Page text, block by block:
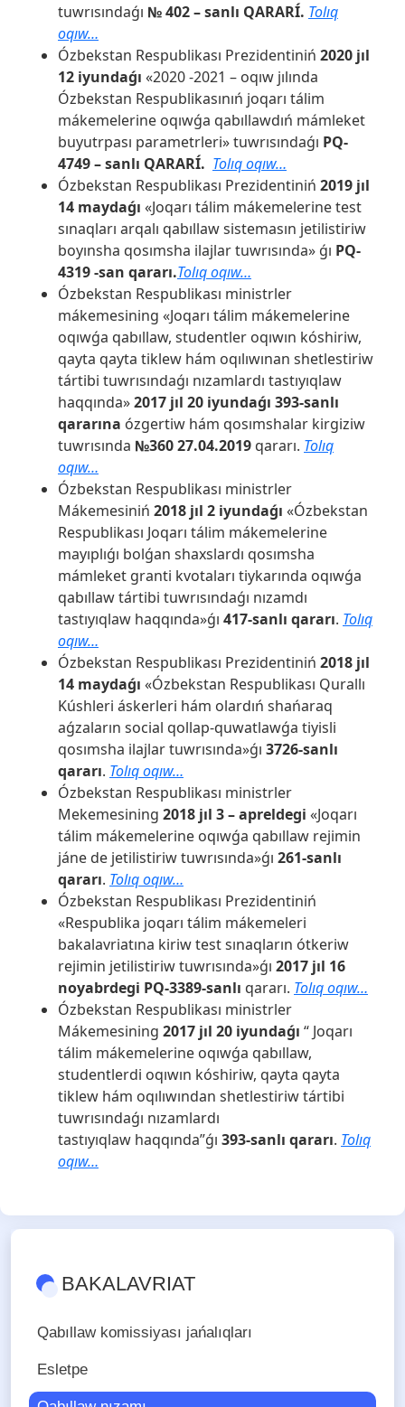
tuwrısındaǵı № 402 – sanlı QARARÍ. Tolıq
oqıw…
Ózbekstan Respublikası Prezidentiniń 2020 jıl
12 iyundaǵı «2020 -2021 – oqıw jılında
Ózbekstan Respublikasınıń joqarı tálim
mákemelerine oqıwǵa qabıllawdıń mámleket
buyutrpası parametrleri» tuwrısındaǵı PQ-
4749 – sanlı QARARÍ. Tolıq oqıw…
Ózbekstan Respublikası Prezidentiniń 2019 jıl
14 maydaǵı «Joqarı tálim mákemelerine test
sınaqları arqalı qabıllaw sistemasın jetilistiriw
boyınsha qosımsha ilajlar tuwrısında» ǵı PQ-
4319 -san qararı.Tolıq oqıw…
Ózbekstan Respublikası ministrler
mákemesining «Joqarı tálim mákemelerine
oqıwǵa qabıllaw, studentler oqıwın kóshiriw,
qayta qayta tiklew hám oqılıwınan shetlestiriw
tártibi tuwrısındaǵı nızamlardı tastıyıqlaw
haqqında»2017 jıl 20 iyundaǵı 393-sanlı
qararına ózgertiw hám qosımshalar kirgiziw
tuwrısında №360 27.04.2019 qararı. Tolıq
oqıw…
Ózbekstan Respublikası ministrler
Mákemesiniń 2018 jıl 2 iyundaǵı «Ózbekstan
Respublikası Joqarı tálim mákemelerine
mayıplıǵı bolǵan shaxslardı qosımsha
mámleket granti kvotaları tiykarında oqıwǵa
qabıllaw tártibi tuwrısındaǵı nızamdı
tastıyıqlaw haqqında»ǵı 417-sanlı qararı. Tolıq
oqıw…
Ózbekstan Respublikası Prezidentiniń 2018 jıl
14 maydaǵı «Ózbekstan Respublikası Qurallı
Kúshleri áskerleri hám olardıń shańaraq
aǵzaların social qollap-quwatlawǵa tiyisli
qosımsha ilajlar tuwrısında»ǵı 3726-sanlı
qararı. Tolıq oqıw…
Ózbekstan Respublikası ministrler
Mekemesining 2018 jıl 3 – apreldegi «Joqarı
tálim mákemelerine oqıwǵa qabıllaw rejimin
jáne de jetilistiriw tuwrısında»ǵı 261-sanlı
qararı. Tolıq oqıw…
Ózbekstan Respublikası Prezidentiniń
«Respublika joqarı tálim mákemeleri
bakalavriatına kiriw test sınaqların ótkeriw
rejimin jetilistiriw tuwrısında»ǵı 2017 jıl 16
noyabrdegi PQ-3389-sanlı qararı. Tolıq oqıw…
Ózbekstan Respublikası ministrler
Mákemesining 2017 jıl 20 iyundaǵı “ Joqarı
tálim mákemelerine oqıwǵa qabıllaw,
studentlerdi oqıwın kóshiriw, qayta qayta
tiklew hám oqılıwından shetlestiriw tártibi
tuwrısındaǵı nızamlardı
tastıyıqlaw haqqında”ǵı 393-sanlı qararı. Tolıq
oqıw…
BAKALAVRIAT
Qabıllaw komissiyası jańalıqları
Esletpe